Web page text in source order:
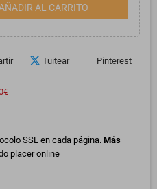
AL CARRITO
Tuitear Pinterest
SSL en cada página. Más
placer online